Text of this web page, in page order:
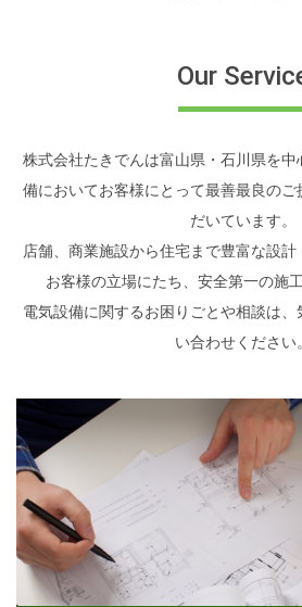
Our
株式会社たきでんは富山県・石川県を
備においてお客様にとって最善最良のご
だいています。
店舗、商業施設から住宅まで豊富な設
お客様の立場にたち、安全第一の施
電気設備に関するお困りごとや相談は
い合わせください。